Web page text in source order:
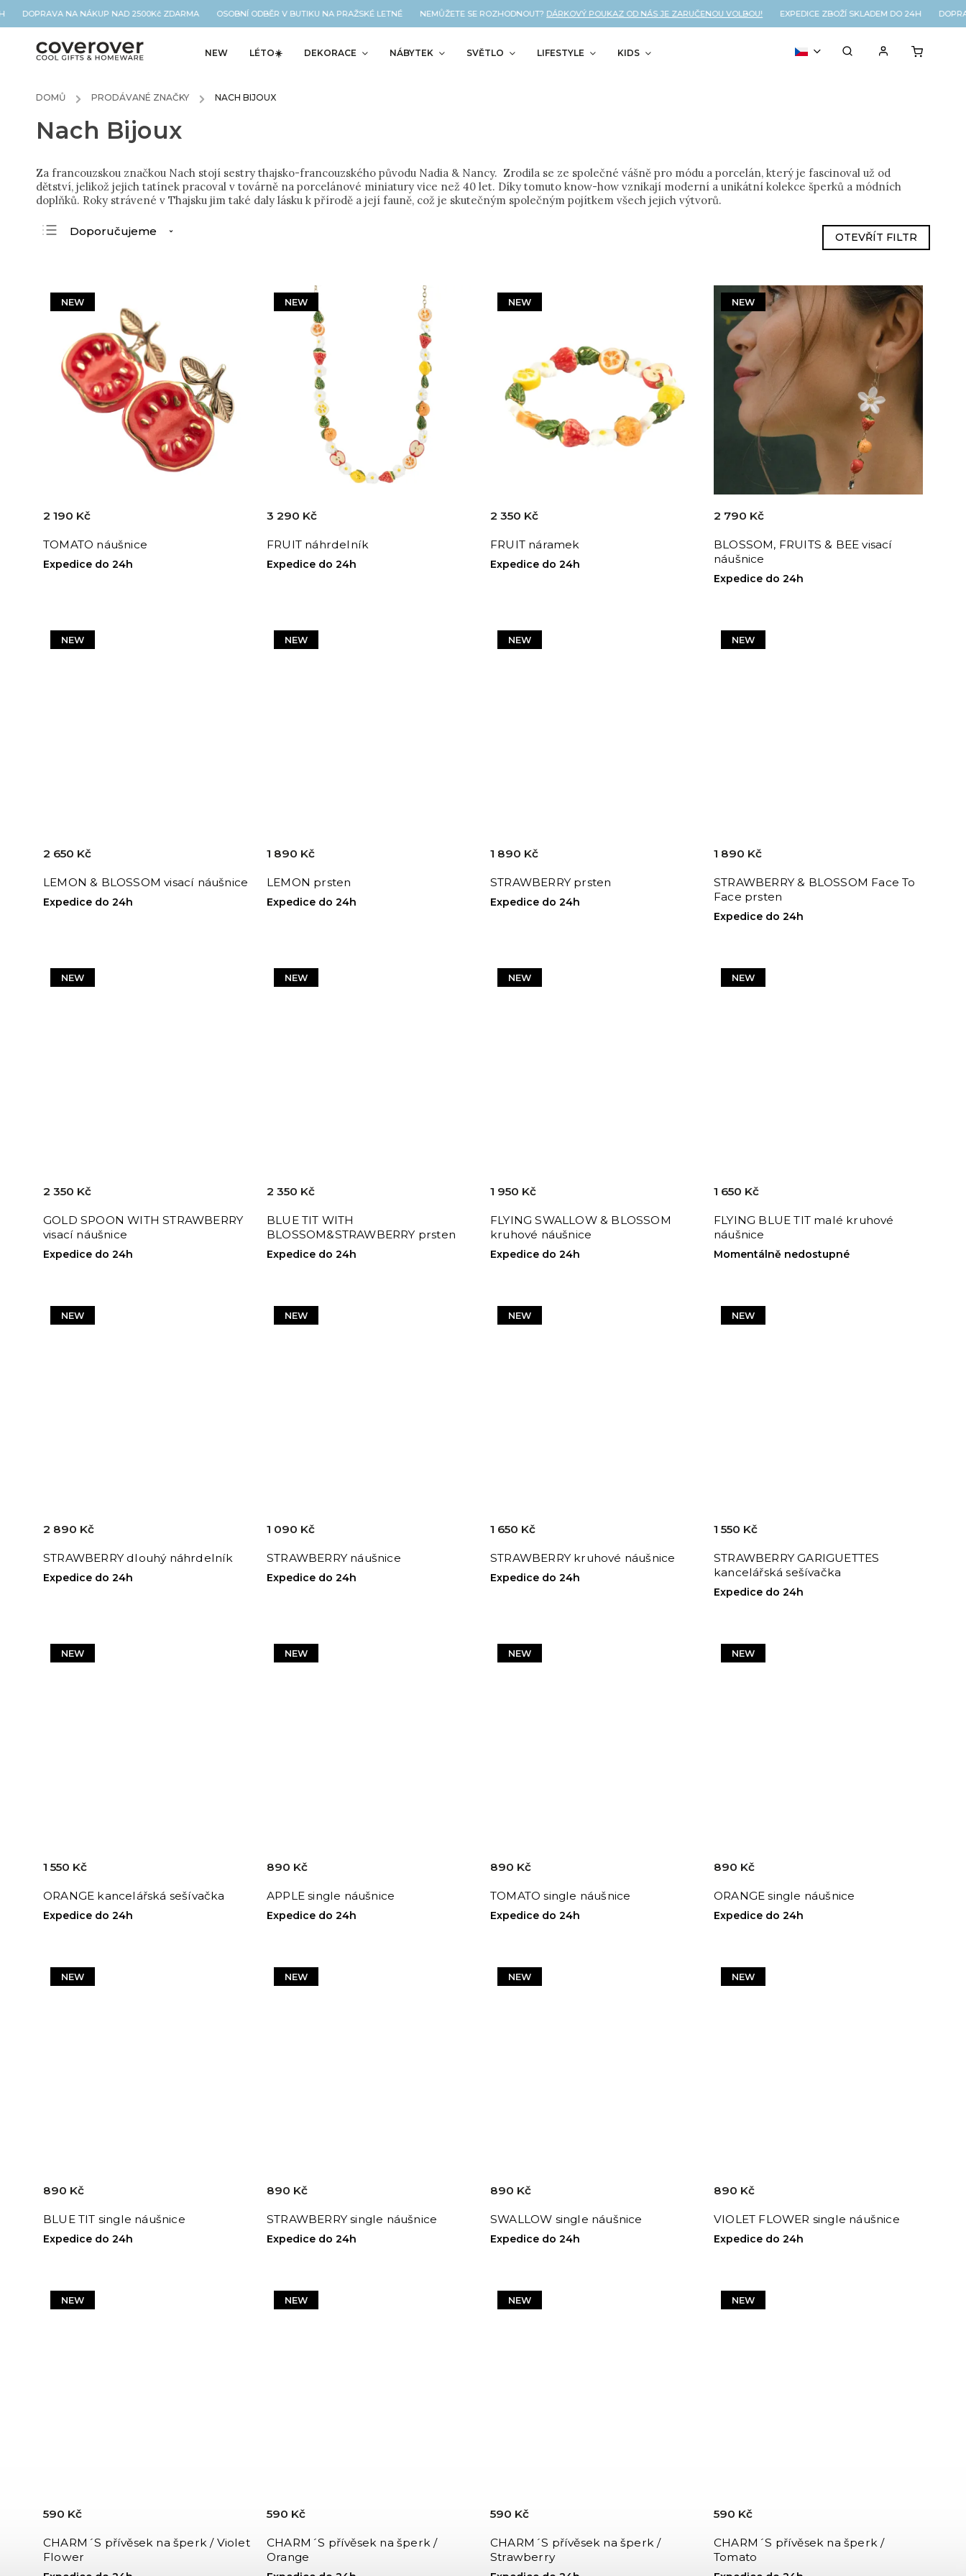
NA NÁKUP NAD 2500Kč ZDARMA OSOBNÍ ODBĚR V BUTIKU NA PRAŽSKÉ LETNÉ NEMŮŽETE SE ROZHODNOUT?DÁRKOVÝ POUKAZ OD NÁS JE ZARUČENOU VOLBOU! EXPEDICE ZBOŽÍ SKLADEM DO 24H DOPRAVA
NEW LÉTO☀️ DEKORACE NÁBYTEK SVĚTLO LIFESTYLE KIDS
DOMŮ / PRODÁVANÉ ZNAČKY / NACH BIJOUX
Nach Bijoux
Za francouzskou značkou Nach stojí sestry thajsko-francouzského původu Nadia & Nancy. Zrodila se ze společné vášně pro módu a porcelán, který je fascinoval už od
dětství, jelikož jejich tatínek pracoval v továrně na porcelánové miniatury vice než 40 let. Díky tomuto know-how vznikají moderní a unikátní kolekce šperků a módních
doplňků. Roky strávené v Thajsku jim také daly lásku k přírodě a její fauně, což je skutečným společným pojítkem všech jejich výtvorů.
OTEVŘÍT FILTR
Doporučujeme
Nejprodávanější
Abecedně
NEW
TOMATO náušnice
Expedice do 24h
2 190 Kč
NEW
FRUIT náhrdelník
Expedice do 24h
3 290 Kč
NEW
FRUIT náramek
Expedice do 24h
2 350 Kč
NEW
BLOSSOM, FRUITS & BEE visací
náušnice
Expedice do 24h
2 790 Kč
NEW
LEMON & BLOSSOM visací náušnice
Expedice do 24h
2 650 Kč
NEW
LEMON prsten
Expedice do 24h
1 890 Kč
NEW
STRAWBERRY prsten
Expedice do 24h
1 890 Kč
NEW
STRAWBERRY & BLOSSOM Face To
Face prsten
Expedice do 24h
1 890 Kč
NEW
GOLD SPOON WITH STRAWBERRY
visací náušnice
Expedice do 24h
2 350 Kč
NEW
BLUE TIT WITH
BLOSSOM&STRAWBERRY prsten
Expedice do 24h
2 350 Kč
NEW
FLYING SWALLOW & BLOSSOM
kruhové náušnice
Expedice do 24h
1 950 Kč
NEW
FLYING BLUE TIT malé kruhové
náušnice
Momentálně nedostupné
1 650 Kč
NEW
STRAWBERRY dlouhý náhrdelník
Expedice do 24h
2 890 Kč
NEW
STRAWBERRY náušnice
Expedice do 24h
1 090 Kč
NEW
STRAWBERRY kruhové náušnice
Expedice do 24h
1 650 Kč
NEW
STRAWBERRY GARIGUETTES
kancelářská sešívačka
Expedice do 24h
1 550 Kč
NEW
ORANGE kancelářská sešívačka
Expedice do 24h
1 550 Kč
NEW
APPLE single náušnice
Expedice do 24h
890 Kč
NEW
TOMATO single náušnice
Expedice do 24h
890 Kč
NEW
ORANGE single náušnice
Expedice do 24h
890 Kč
NEW
BLUE TIT single náušnice
Expedice do 24h
890 Kč
NEW
STRAWBERRY single náušnice
Expedice do 24h
890 Kč
NEW
SWALLOW single náušnice
Expedice do 24h
890 Kč
NEW
VIOLET FLOWER single náušnice
Expedice do 24h
890 Kč
NEW
CHARM´S přívěsek na šperk / Violet
Flower
590 Kč
NEW
CHARM´S přívěsek na šperk /
Orange
590 Kč
NEW
CHARM´S přívěsek na šperk /
Strawberry
590 Kč
NEW
CHARM´S přívěsek na šperk /
Tomato
590 Kč